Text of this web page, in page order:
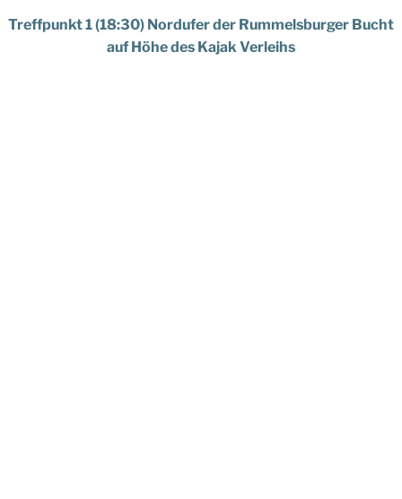
Treffpunkt 1 (18:30) Nordufer der Rummelsburger Bucht
auf Höhe des Kajak Verleihs